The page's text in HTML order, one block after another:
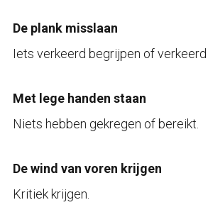
De plank misslaan
Iets verkeerd begrijpen of verkeerd
Met lege handen staan
Niets hebben gekregen of bereikt.
De wind van voren krijgen
Kritiek krijgen.